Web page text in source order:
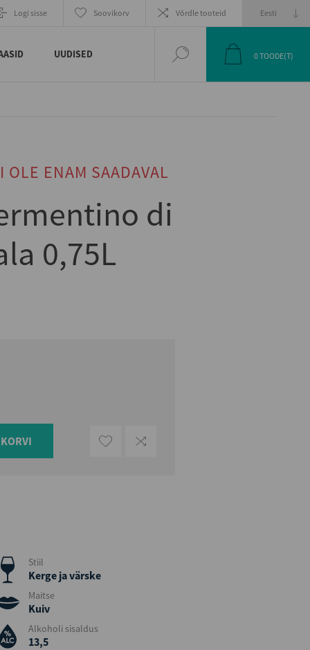
Logi sisse Soovikorv Võrdle tooteid
UUDISED 0TOODE(T)
OLE ENAM SAADAVAL
di
0,75L
Stiil
Kerge ja värske
Maitse
Kuiv
Alkoholi sisaldus
13,5